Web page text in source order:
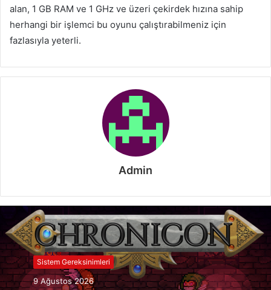
alan, 1 GB RAM ve 1 GHz ve üzeri çekirdek hızına sahip
herhangi bir işlemci bu oyunu çalıştırabilmeniz için
fazlasıyla yeterli.
Admin
Sistem Gereksinimleri
9 Ağustos 2026